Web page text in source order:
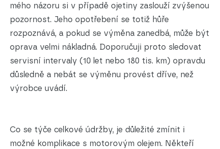
mého názoru si v případě ojetiny zaslouží zvýšenou
pozornost. Jeho opotřebení se totiž hůře
rozpoznává, a pokud se výměna zanedbá, může být
oprava velmi nákladná. Doporučuji proto sledovat
servisní intervaly (10 let nebo 180 tis. km) opravdu
důsledně a nebát se výměnu provést dříve, než
výrobce uvádí.
Co se týče celkové údržby, je důležité zmínit i
možné komplikace s motorovým olejem. Někteří